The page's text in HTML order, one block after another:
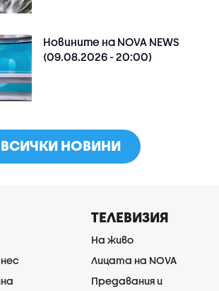
Новините на NOVA NEWS
(09.08.2026 - 20:00)
ВСИЧКИ НОВИНИ
ТЕЛЕВИЗИЯ
На живо
Лицата на NOVA
Предавания и